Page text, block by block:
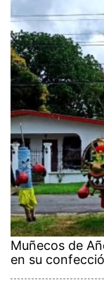
Muñecos de
en su